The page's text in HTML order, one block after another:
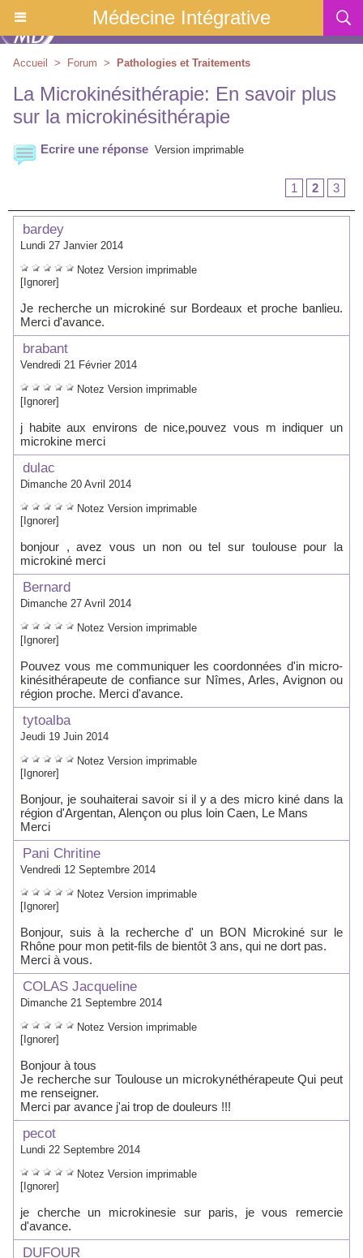
Médecine Intégrative
Accueil > Forum > Pathologies et Traitements
La Microkinésithérapie: En savoir plus
sur la microkinésithérapie
Ecrire une réponse Version imprimable
1 2 3
bardey
Lundi 27 Janvier 2014
Notez Version imprimable
[Ignorer]
Je recherche un microkiné sur Bordeaux et proche banlieu.
Merci d'avance.
brabant
Vendredi 21 Février 2014
Notez Version imprimable
[Ignorer]
j habite aux environs de nice,pouvez vous m indiquer un
microkine merci
dulac
Dimanche 20 Avril 2014
Notez Version imprimable
[Ignorer]
bonjour , avez vous un non ou tel sur toulouse pour la
microkiné merci
Bernard
Dimanche 27 Avril 2014
Notez Version imprimable
[Ignorer]
Pouvez vous me communiquer les coordonnées d'in micro-
kinésithérapeute de confiance sur Nîmes, Arles, Avignon ou
région proche. Merci d'avance.
tytoalba
Jeudi 19 Juin 2014
Notez Version imprimable
[Ignorer]
Bonjour, je souhaiterai savoir si il y a des micro kiné dans la
région d'Argentan, Alençon ou plus loin Caen, Le Mans
Merci
Pani Chritine
Vendredi 12 Septembre 2014
Notez Version imprimable
[Ignorer]
Bonjour, suis à la recherche d' un BON Microkiné sur le
Rhône pour mon petit-fils de bientôt 3 ans, qui ne dort pas.
Merci à vous.
COLAS Jacqueline
Dimanche 21 Septembre 2014
Notez Version imprimable
[Ignorer]
Bonjour à tous
Je recherche sur Toulouse un microkynéthérapeute Qui peut
me renseigner.
Merci par avance j'ai trop de douleurs !!!
pecot
Lundi 22 Septembre 2014
Notez Version imprimable
[Ignorer]
je cherche un microkinesie sur paris, je vous remercie
d'avance.
DUFOUR